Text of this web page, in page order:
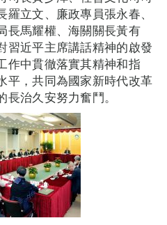
立文、廉政專員張永春、
長馬耀權、海關關長黃有
習近平主席講話精神的啟發
作中貫徹落實其精神和指
平，共同為國家新時代改革
治久安努力奮鬥。